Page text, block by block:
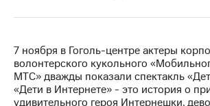
Контакты
Медиа-центр
7 ноября в Гоголь-центре актеры
волонтерского кукольного
МТС» дважды показали спектакль
«Дети в Интернете» - это история о
удивительного героя Интернешки,